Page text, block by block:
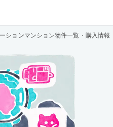
ションマンション物件一覧・購入情報